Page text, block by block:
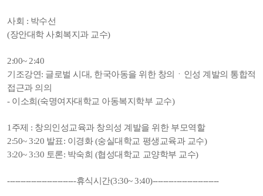
사회 : 박수선
(장안대학 사회복지과 교수)
2:00~ 2:40
기조강연: 글로벌 시대, 한국아동을 위한 창의ㆍ인성 계발의 통합적
접근과 의의
- 이소희(숙명여자대학교 아동복지학부 교수)
1주제 : 창의인성교육과 창의성 계발을 위한 부모역할
2:50~ 3:20 발표: 이경화 (숭실대학교 평생교육과 교수)
3:20~ 3:30 토론: 박숙희 (협성대학교 교양학부 교수)
--------------------------휴식시간(3:30~ 3:40)-------------------------